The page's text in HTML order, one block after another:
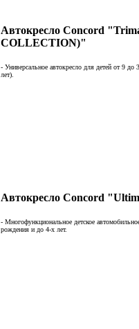
Автокресло Concord
COLLECTION)"
- Универсальное автокресло для детей от 9 до
лет).
Автокресло Concord
- Многофункциональное детское
рождения и до 4-х лет.